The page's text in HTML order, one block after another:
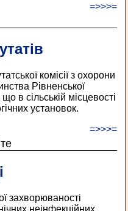
=>>>=
комісії з охорони
Рівненської
в сільській місцевості
установок.
=>>>=
захворюваності
неінфекційних